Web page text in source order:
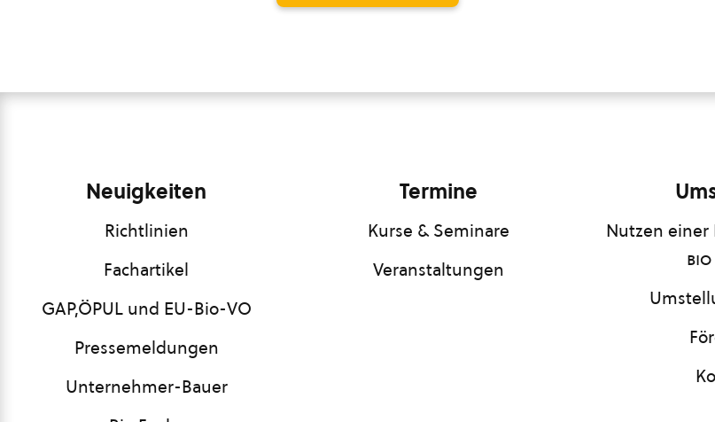
Neuigkeiten
Richtlinien
Fachartikel
GAP,ÖPUL und EU-Bio-VO
Pressemeldungen
Unternehmer-Bauer
Termine
Kurse & Seminare
Veranstaltungen
Nutzen